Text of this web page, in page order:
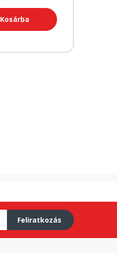
Kosárba
Feliratkozás